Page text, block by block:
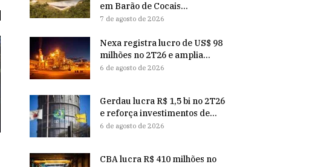
em Barão de Cocais...
7 de agosto de 2026
Nexa registra lucro de US$ 98
milhões no 2T26 e amplia...
6 de agosto de 2026
Gerdau lucra R$ 1,5 bi no 2T26
e reforça investimentos de...
6 de agosto de 2026
CBA lucra R$ 410 milhões no